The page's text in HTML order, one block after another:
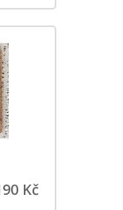
Kč